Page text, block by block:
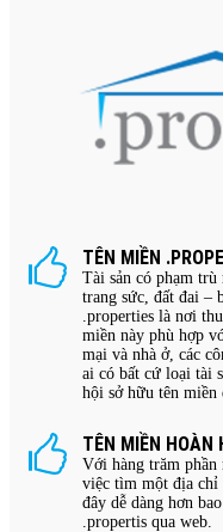
TÊN MIỀN
Tài sản có phạm trù
trang sức, đất đai –
.properties là nơi
miền này phù hợp
mại và nhà ở, các
ai có bất cứ loại tài
hội sở hữu tên miền
TÊN MIỀN HOÀN
Với hàng trăm phần
việc tìm một địa chỉ
đây dễ dàng hơn
.propertis qua web.